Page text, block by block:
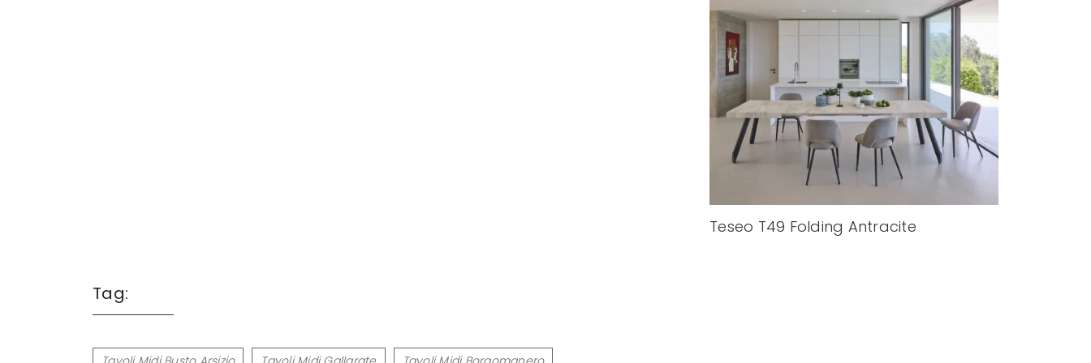
Teseo T49 Folding Antracite
Tag: